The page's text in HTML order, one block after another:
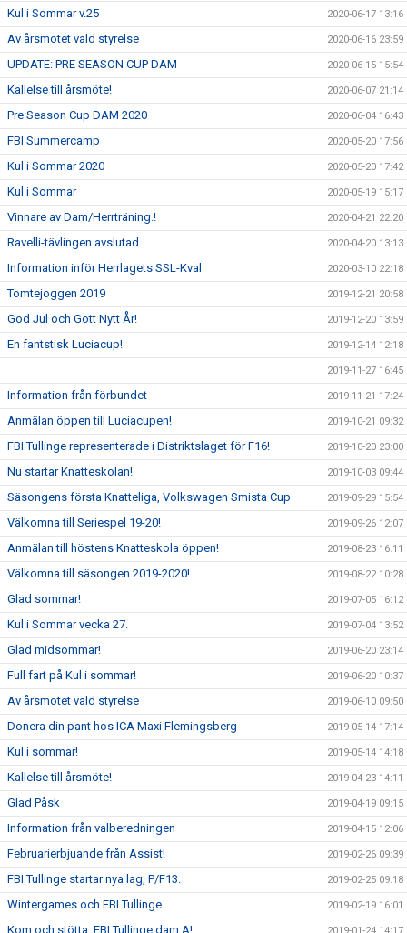
Kul i Sommar v.25 2020-06-17 13:16
Av årsmötet vald styrelse 2020-06-16 23:59
UPDATE: PRE SEASON CUP DAM 2020-06-15 15:54
Kallelse till årsmöte! 2020-06-07 21:14
Pre Season Cup DAM 2020 2020-06-04 16:43
FBI Summercamp 2020-05-20 17:56
Kul i Sommar 2020 2020-05-20 17:42
Kul i Sommar 2020-05-19 15:17
Vinnare av Dam/Herrträning.! 2020-04-21 22:20
Ravelli-tävlingen avslutad 2020-04-20 13:13
Information inför Herrlagets SSL-Kval 2020-03-10 22:18
Tomtejoggen 2019 2019-12-21 20:58
God Jul och Gott Nytt År! 2019-12-20 13:59
En fantstisk Luciacup! 2019-12-14 12:18
2019-11-27 16:45
Information från förbundet 2019-11-21 17:24
Anmälan öppen till Luciacupen! 2019-10-21 09:32
FBI Tullinge representerade i Distriktslaget för F16! 2019-10-20 23:00
Nu startar Knatteskolan! 2019-10-03 09:44
Säsongens första Knatteliga, Volkswagen Smista Cup 2019-09-29 15:54
Välkomna till Seriespel 19-20! 2019-09-26 12:07
Anmälan till höstens Knatteskola öppen! 2019-08-23 16:11
Välkomna till säsongen 2019-2020! 2019-08-22 10:28
Glad sommar! 2019-07-05 16:12
Kul i Sommar vecka 27. 2019-07-04 13:52
Glad midsommar! 2019-06-20 23:14
Full fart på Kul i sommar! 2019-06-20 10:37
Av årsmötet vald styrelse 2019-06-10 09:50
Donera din pant hos ICA Maxi Flemingsberg 2019-05-14 17:14
Kul i sommar! 2019-05-14 14:18
Kallelse till årsmöte! 2019-04-23 14:11
Glad Påsk 2019-04-19 09:15
Information från valberedningen 2019-04-15 12:06
Februarierbjuande från Assist! 2019-02-26 09:39
FBI Tullinge startar nya lag, P/F13. 2019-02-25 09:18
Wintergames och FBI Tullinge 2019-02-19 16:01
Kom och stötta, FBI Tullinge dam A!